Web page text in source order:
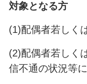
対象となる方
(1)配偶者若しく
(2)配偶者若しく
信不通の状況等